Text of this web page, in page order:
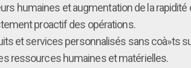
humaines et augmentation de la rapidité
proactif des opérations.
et services personnalisés sans coà»ts
ressources humaines et matérielles.